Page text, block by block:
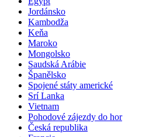
Jordánsko
Kambodža
Keňa
Maroko
Mongolsko
Saudská Arábie
Španělsko
Spojené státy americké
Srí Lanka
Vietnam
Pohodové zájezdy do hor
Česká republika